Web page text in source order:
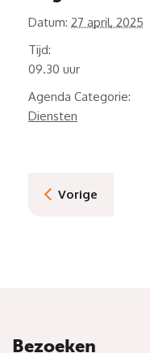
Datum: 27 april, 2025
Tijd:
09.30
Agenda Categorie:
Diensten
Vorige
Bezoeken